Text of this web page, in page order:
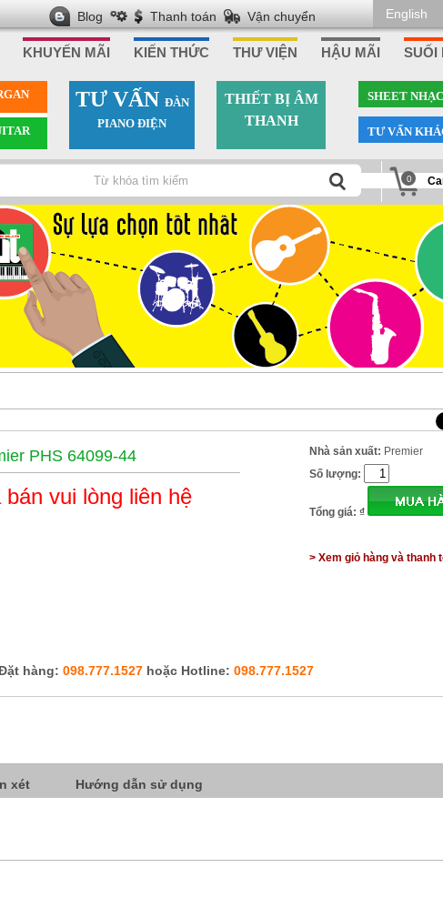
Blog Thanh toán Vận chuyển
KHUYẾN MÃI KIẾN THỨC THƯ VIỆN HẬU MÃI SUỐI
TƯ VẤN ÐÀN
PIANO ÐIỆN
THIẾT BỊ ÂM
THANH
SHEET NHẠC
TƯ VẤN
0
Nhà sản xuất: Premier
Số lượng:
Tổng giá: ₫
> Xem giỏ hàng và thanh
PHS 64099-44
bán vui lòng liên hệ
hàng: 098.777.1527 hoặc Hotline: 098.777.1527
xét Hướng dẫn sử dụng